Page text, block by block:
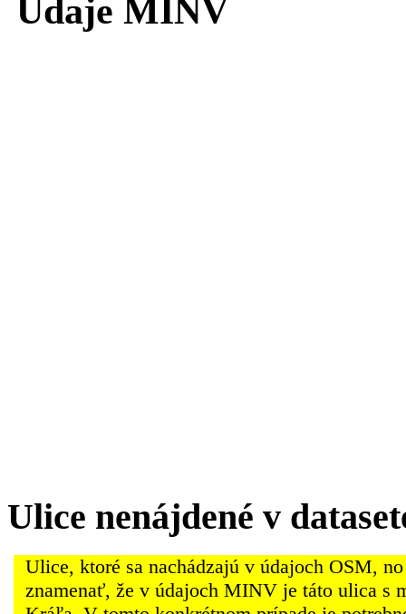
Údaje MINV
Ulice nenájdené v
Ulice, ktoré sa nachádzajú v údajoch OSM,
znamenať, že v údajoch MINV je táto ulica s